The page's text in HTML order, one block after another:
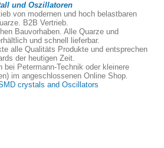
und Oszillatoren
von modernen und hoch belastbaren
B2B Vertrieb.
Bauvorhaben. Alle Quarze und
und schnell lieferbar.
alle Qualitäts Produkte und entsprechen
der heutigen Zeit.
bei Petermann-Technik oder kleinere
im angeschlossenen Online Shop.
crystals and Oscillators